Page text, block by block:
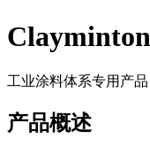
工业涂料体系专用产
产品概述